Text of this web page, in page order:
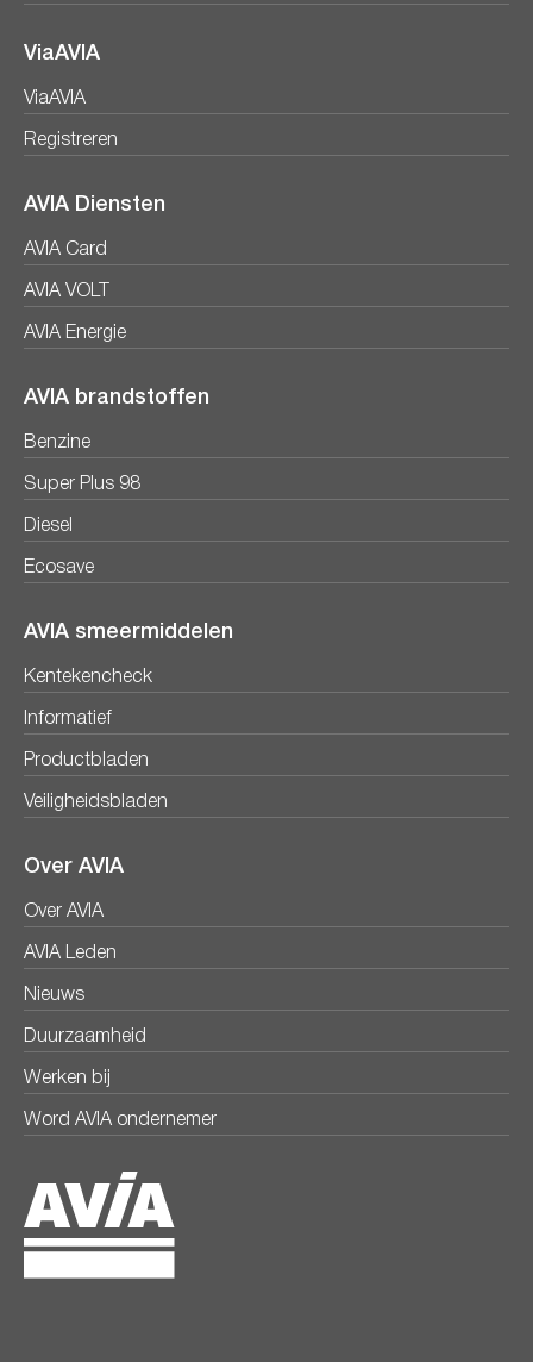
ViaAVIA
ViaAVIA
Registreren
AVIA Diensten
AVIA Card
AVIA VOLT
AVIA Energie
AVIA brandstoffen
Benzine
Super Plus 98
Diesel
Ecosave
AVIA smeermiddelen
Kentekencheck
Informatief
Productbladen
Veiligheidsbladen
Over AVIA
Over AVIA
AVIA Leden
Nieuws
Duurzaamheid
Werken bij
Word AVIA ondernemer